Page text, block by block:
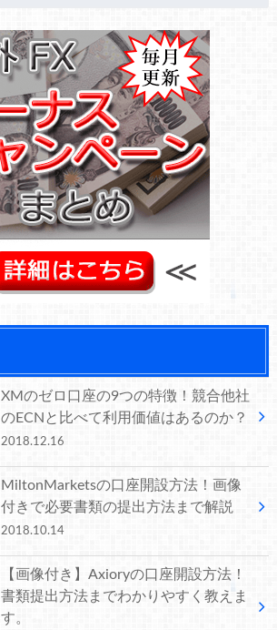
XMのゼロ口座の9つの特徴！競合他社
のECNと比べて利用価値はあるのか？
2018.12.16
MiltonMarketsの口座開設方法！画像
付きで必要書類の提出方法まで解説
2018.10.14
【画像付き】Axioryの口座開設方法！
書類提出方法までわかりやすく教えま
す。